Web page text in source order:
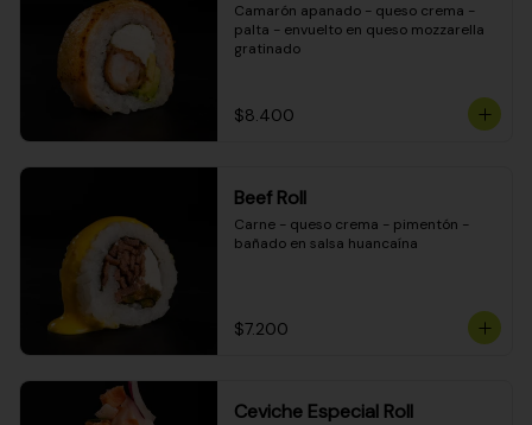
Camarón apanado - queso crema -
palta - envuelto en queso mozzarella
gratinado
$8.400
Beef Roll
Carne - queso crema - pimentón -
bañado en salsa huancaína
$7.200
Ceviche Especial Roll